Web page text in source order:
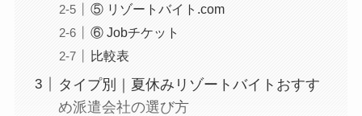
⑤ リゾートバイト.com
⑥ Jobチケット
比較表
タイプ別｜夏休みリゾートバイトおすす
め派遣会社の選び方